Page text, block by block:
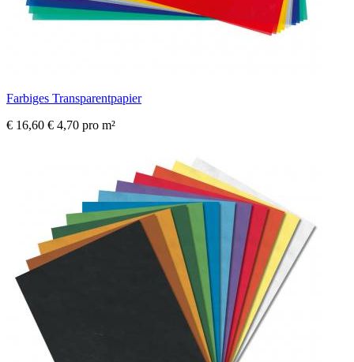
Farbiges Transparentpapier
€ 16,60 € 4,70 pro m²